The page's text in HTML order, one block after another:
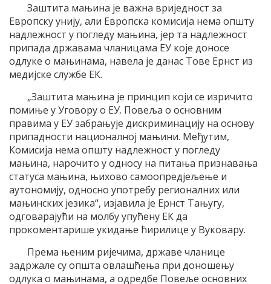
Заштита мањина је важна вриједност за
Европску унију, али Европска комисија нема општу
надлежност у погледу мањина, јер та надлежност
припада државама чланицама ЕУ које доносе
одлуке о мањинама, навела је данас Тове Ернст из
медијске службе ЕК.
„Заштита мањина је принцип који се изричито
помиње у Уговору о ЕУ. Повеља о основним
правима у ЕУ забрањује дискриминацију на основу
припадности националној мањини. Међутим,
Комисија нема општу надлежност у погледу
мањина, нарочито у односу на питања признавања
статуса мањина, њихово самоопредјељење и
аутономију, односно употребу регионалних или
мањинских језика“, изјавила је Ернст Тањугу,
одговарајући на молбу упућену ЕК да
прокоментарише укидање ћирилице у Вуковару.
Према њеним ријечима, државе чланице
задржале су општа овлашћења при доношењу
одлука о мањинама, а одредбе Повеље основних